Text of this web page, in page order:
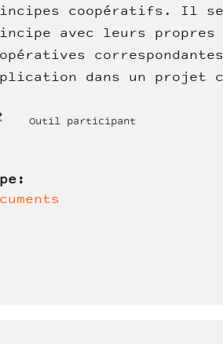
coopératifs. Il
avec leurs
dans un projet
Outil participant